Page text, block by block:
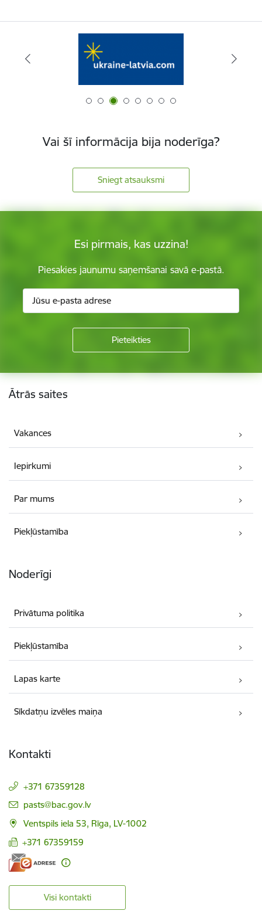
Vai šī informācija bija noderīga?
Sniegt atsauksmi
Esi pirmais, kas uzzina!
Piesakies jaunumu saņemšanai savā e-pastā.
Kājene
Ātrās saites
Vakances
Iepirkumi
Par mums
Piekļūstamība
Noderīgi
Privātuma politika
Piekļūstamība
Lapas karte
Sīkdatņu izvēles maiņa
Kontakti
+371 67359128
E-pasts:
pasts@bac.gov.lv
Ventspils iela 53, Rīga, LV-1002
+371 67359159
Visi kontakti